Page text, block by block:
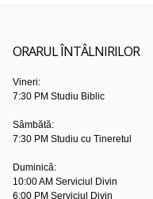
ORARUL ÎNTÂLNIRILOR
Vineri:
7:30 PM Studiu Biblic
Sâmbătă:
7:30 PM Studiu cu Tineretul
Duminică:
10:00 AM Serviciul Divin
6:00 PM Serviciul Divin